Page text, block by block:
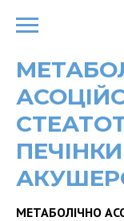
МЕТАБОЛІЧНО